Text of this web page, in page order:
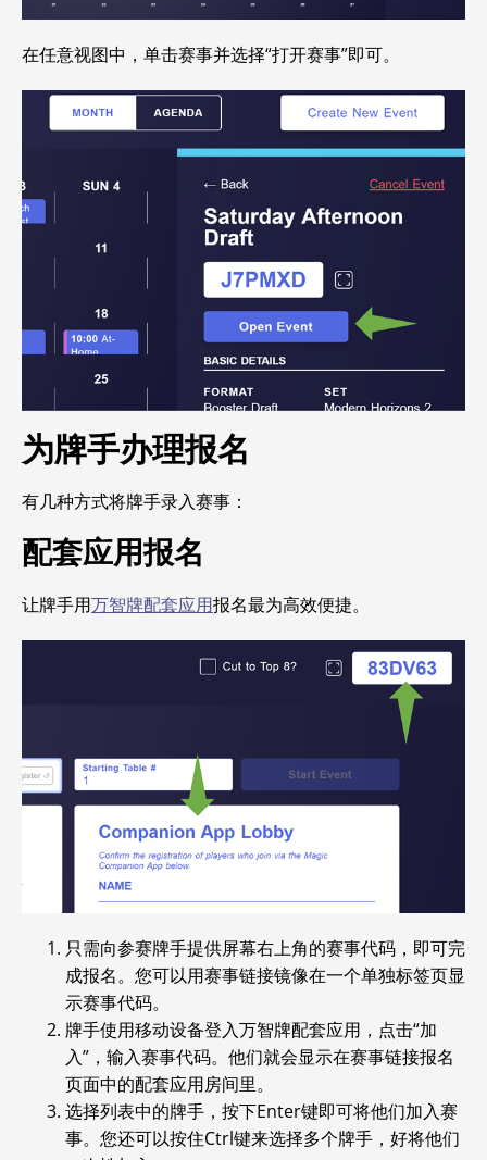
在任意视图中，单击赛事并选择“打开赛事”即可。
为牌手办理报名
有几种方式将牌手录入赛事：
配套应用报名
让牌手用万智牌配套应用报名最为高效便捷。
只需向参赛牌手提供屏幕右上角的赛事代码，即可完
成报名。您可以用赛事链接镜像在一个单独标签页显
示赛事代码。
牌手使用移动设备登入万智牌配套应用，点击“加
入”，输入赛事代码。他们就会显示在赛事链接报名
页面中的配套应用房间里。
选择列表中的牌手，按下Enter键即可将他们加入赛
事。您还可以按住Ctrl键来选择多个牌手，好将他们